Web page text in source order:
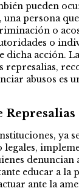
pueden
persona
o
o
dicha acción.
represalias,
abusos es
Represalias
ya
legales,
denuncian
educar a la
ante la